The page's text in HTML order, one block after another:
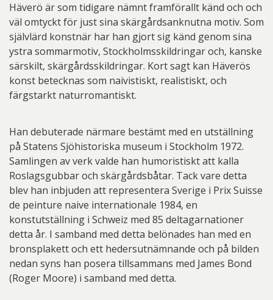
Häverö är som tidigare nämnt framförallt känd och och
väl omtyckt för just sina skärgårdsanknutna motiv. Som
självlärd konstnär har han gjort sig känd genom sina
ystra sommarmotiv, Stockholmsskildringar och, kanske
särskilt, skärgårdsskildringar. Kort sagt kan Häverös
konst betecknas som naivistiskt, realistiskt, och
färgstarkt naturromantiskt.
Han debuterade närmare bestämt med en utställning
på Statens Sjöhistoriska museum i Stockholm 1972.
Samlingen av verk valde han humoristiskt att kalla
Roslagsgubbar och skärgårdsbåtar. Tack vare detta
blev han inbjuden att representera Sverige i Prix Suisse
de peinture naive internationale 1984, en
konstutställning i Schweiz med 85 deltagarnationer
detta år. I samband med detta belönades han med en
bronsplakett och ett hedersutnämnande och på bilden
nedan syns han posera tillsammans med James Bond
(Roger Moore) i samband med detta.